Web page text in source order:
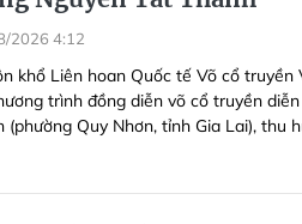
2026 4:12
khổ Liên hoan Quốc tế Võ cổ
trình đồng diễn võ cổ truyền
(phường Quy Nhơn, tỉnh Gia Lai), thu